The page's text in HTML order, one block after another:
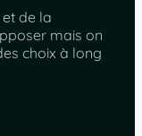
de la
mais on
choix à long